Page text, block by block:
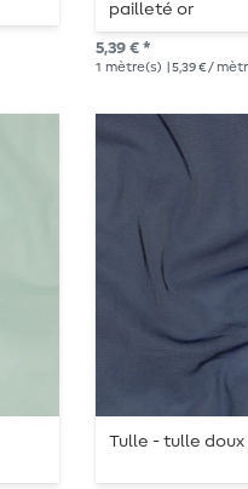
pailleté or
5,39 € *
1 mètre(s) | 5,39 € /
Tulle - tulle doux